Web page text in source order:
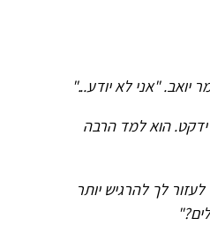
יואב. "אני לא יודע..."
הוא למד הרבה
לך להרגיש יותר